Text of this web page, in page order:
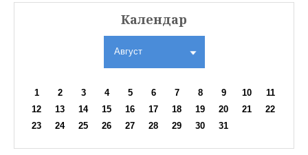
Календар
Август
1 2 3 4 5 6 7 8 9 10
11
12
13 14 15 16 17 18 19 20 21
22
23
24 25 26 27 28 29 30 31